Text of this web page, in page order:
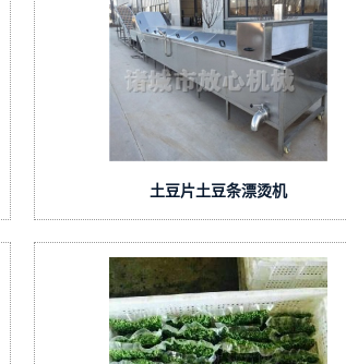
土豆片土豆条漂烫机